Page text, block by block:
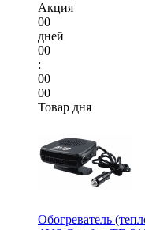
Акция
00
дней
00
:
00
00
Товар дня
Обогреватель